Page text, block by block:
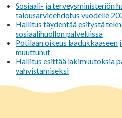
Sosiaali- ja terveysministeriön
talousarvioehdotus vuodelle
Hallitus täydentää esitystä
sosiaalihuollon palveluissa
Potilaan oikeus laadukkaaseen
muuttunut
Hallitus esittää lakimuutoksia
vahvistamiseksi